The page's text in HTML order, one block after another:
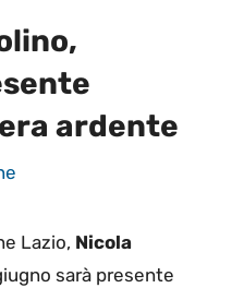
ardente
Lazio, Nicola
sarà presente